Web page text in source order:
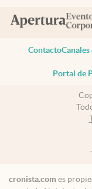
Contacto
Portal de
cronista.com es